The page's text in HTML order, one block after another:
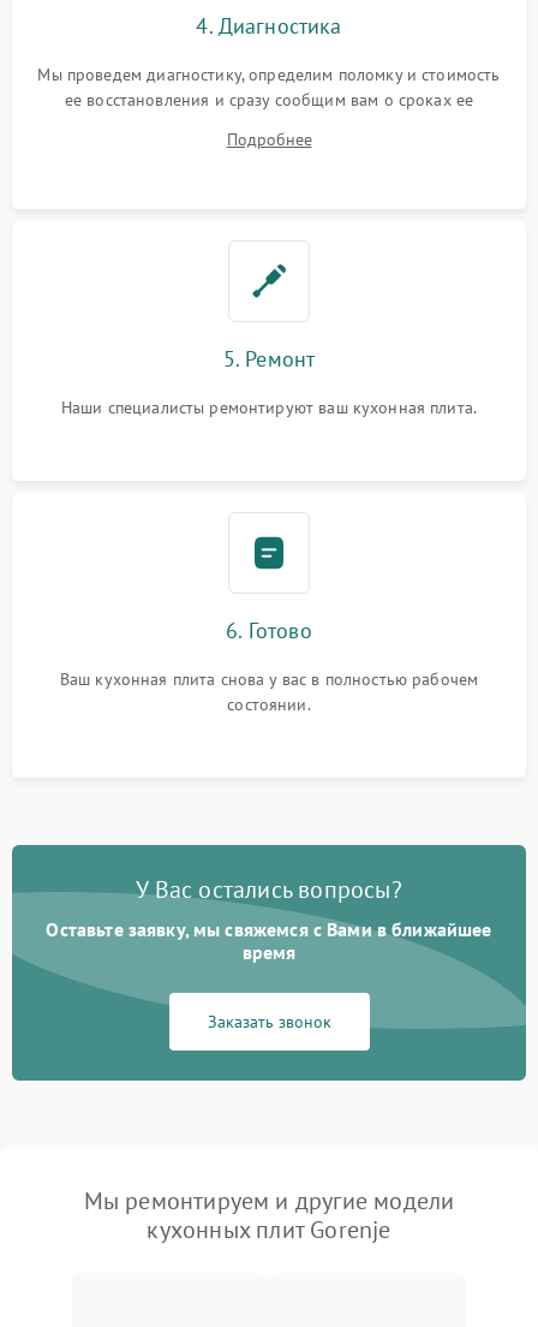
4. Диагностика
Мы проведем диагностику, определим поломку и стоимость
ее восстановления и сразу сообщим вам о сроках ее
Подробнее
5. Ремонт
Наши специалисты ремонтируют ваш кухонная плита.
6. Готово
Ваш кухонная плита снова у вас в полностью рабочем
состоянии.
У Вас остались вопросы?
Оставьте заявку, мы свяжемся с Вами в ближайшее
время
Заказать звонок
Мы ремонтируем и другие модели
кухонных плит Gorenje